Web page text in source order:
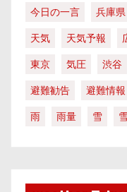
今日の一言
兵庫県
天気
天気予報
東京
気圧 渋谷
避難勧告
避難情報
雨
雨量 雪